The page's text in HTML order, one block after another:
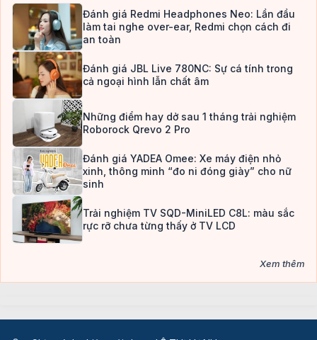
Đánh giá Redmi Headphones Neo: Lần đầu
làm tai nghe over-ear, Redmi chọn cách đi
an toàn
Đánh giá JBL Live 780NC: Sự cá tính trong
cả ngoại hình lẫn chất âm
Những điểm hay dở sau 1 tháng trải nghiệm
Roborock Qrevo 2 Pro
Đánh giá YADEA Omee: Xe máy điện nhỏ
xinh, thông minh “đo ni đóng giày” cho nữ
sinh
Trải nghiệm TV SQD-MiniLED C8L: màu sắc
rực rỡ chưa từng thấy ở TV LCD
Xem thêm